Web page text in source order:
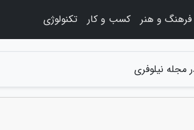
مجله نیلوفری
فرهنگ و هنر کسب و کار تکنولوژی